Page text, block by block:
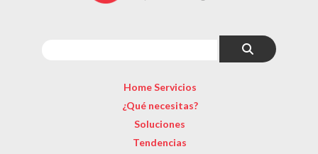
Home Servicios
¿Qué necesitas?
Soluciones
Tendencias